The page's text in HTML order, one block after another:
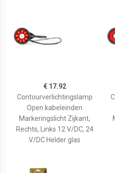
€ 17.92
Contourverlichtingslamp
Open kabeleinden
Markeringslicht Zijkant,
Rechts, Links 12 V/DC, 24
V/DC Helder glas